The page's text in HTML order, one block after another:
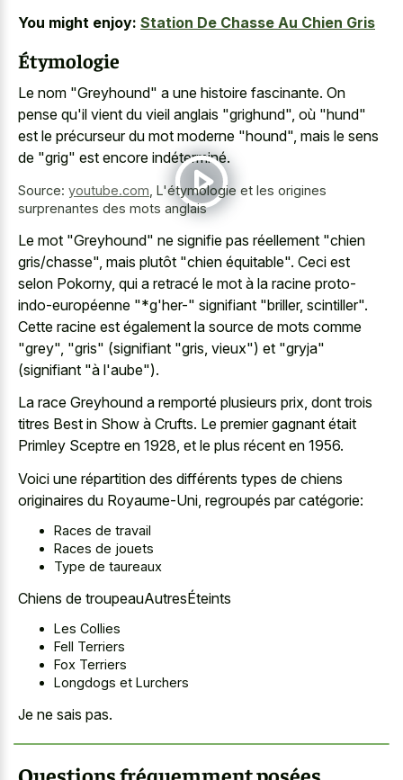
You might enjoy: Station De Chasse Au Chien Gris
Étymologie
Le nom "Greyhound" a une histoire fascinante. On
pense qu'il vient du vieil anglais "grighund", où "hund"
est le précurseur du mot moderne "hound", mais le sens
de "grig" est encore indéterminé.
Source: youtube.com, L'étymologie et les origines
surprenantes des mots anglais
Le mot "Greyhound" ne signifie pas réellement "chien
gris/chasse", mais plutôt "chien équitable". Ceci est
selon Pokorny, qui a retracé le mot à la racine proto-
indo-européenne "*g'her-" signifiant "briller, scintiller".
Cette racine est également la source de mots comme
"grey", "gris" (signifiant "gris, vieux") et "gryja"
(signifiant "à l'aube").
La race Greyhound a remporté plusieurs prix, dont trois
titres Best in Show à Crufts. Le premier gagnant était
Primley Sceptre en 1928, et le plus récent en 1956.
Voici une répartition des différents types de chiens
originaires du Royaume-Uni, regroupés par catégorie:
Races de travail
Races de jouets
Type de taureaux
Chiens de troupeauAutresÉteints
Les Collies
Fell Terriers
Fox Terriers
Longdogs et Lurchers
Je ne sais pas.
Questions fréquemment posées